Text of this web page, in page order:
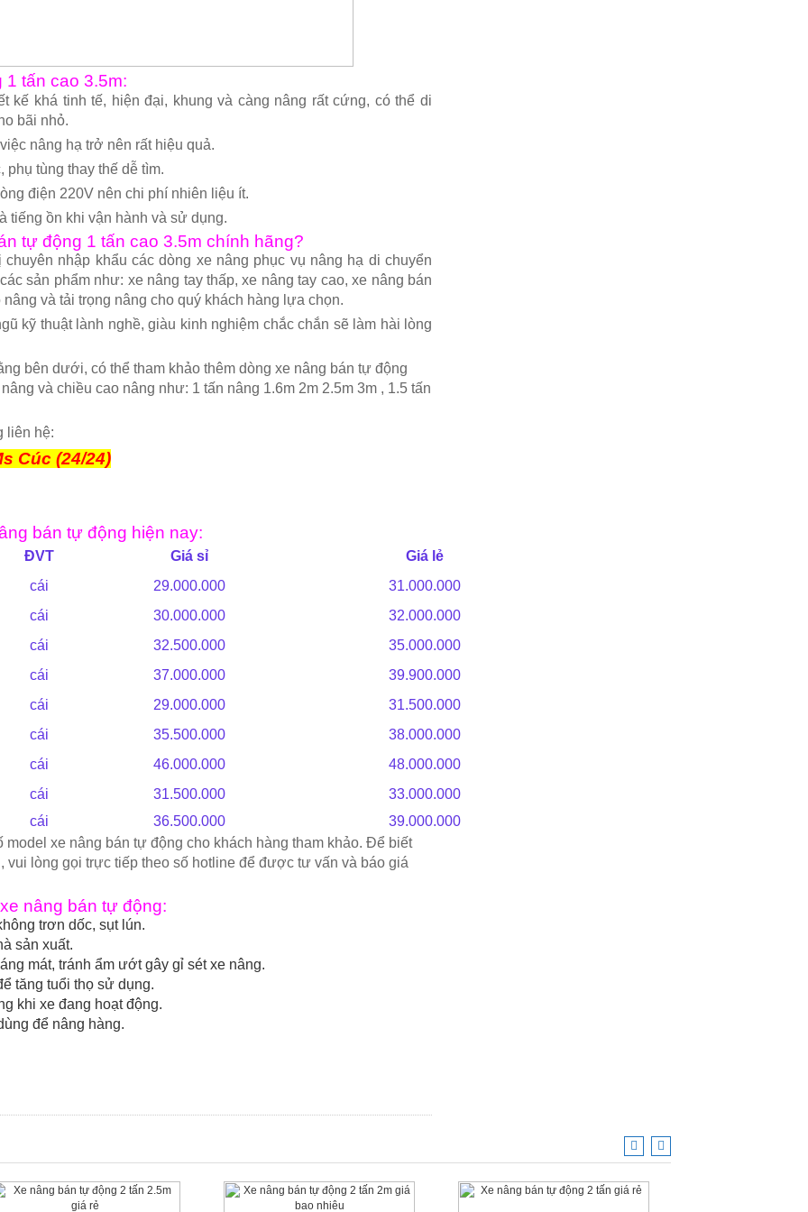
tấn cao 3.5m:
kế khá tinh tế, hiện đại, khung và càng nâng rất cứng, có thể di
bãi nhỏ.
nâng hạ trở nên rất hiệu quả.
phụ tùng thay thế dễ tìm.
điện 220V nên chi phí nhiên liệu ít.
tiếng ồn khi vận hành và sử dụng.
tự động 1 tấn cao 3.5m chính hãng?
nhập khẩu các dòng xe nâng phục vụ nâng hạ di chuyển
sản phẩm như: xe nâng tay thấp, xe nâng tay cao, xe nâng bán
và tải trọng nâng cho quý khách hàng lựa chọn.
kỹ thuật lành nghề, giàu kinh nghiệm chắc chắn sẽ làm hài lòng
bên dưới, có thể tham khảo thêm dòng xe nâng bán tự động
và chiều cao nâng như: 1 tấn nâng 1.6m 2m 2.5m 3m , 1.5 tấn
liên hệ:
Cúc (24/24)
bán tự động hiện nay:
ĐVT Giá sỉ
Giá lẻ
cái
29.000.000
31.000.000
cái
30.000.000
32.000.000
cái
32.500.000
35.000.000
cái
37.000.000
39.900.000
cái
29.000.000
31.500.000
cái
35.500.000
38.000.000
cái
46.000.000
48.000.000
cái
31.500.000
33.000.000
cái
36.500.000
39.000.000
model xe nâng bán tự động cho khách hàng tham khảo. Để biết
lòng gọi trực tiếp theo số hotline để được tư vấn và báo giá
nâng bán tự động:
trơn dốc, sụt lún.
sản xuất.
mát, tránh ẩm ướt gây gỉ sét xe nâng.
tăng tuổi thọ sử dụng.
khi xe đang hoạt động.
để nâng hàng.